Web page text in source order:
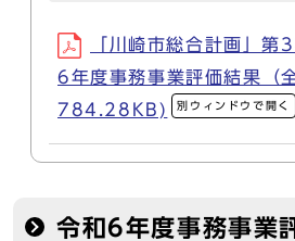
「川崎市総合計画」第
6年度事務事業評価結果（
784.28KB)
別ウィンドウで開く
令和6年度事務事業